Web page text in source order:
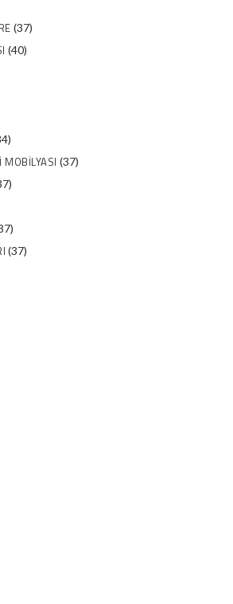
(37)
(40)
MOBILYASI (37)
(37)